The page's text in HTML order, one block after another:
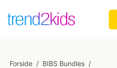
Forside / BIBS Bundles /